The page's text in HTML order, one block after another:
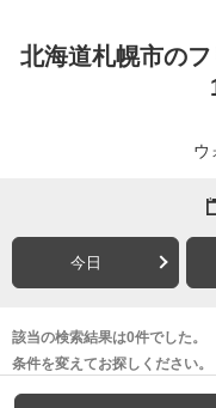
北海道札幌市の
ウ
今日
該当の検索結果は0件でした。
条件を変えてお探しください。